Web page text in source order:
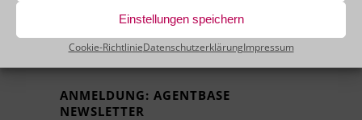
Einstellungen speichern
Cookie-RichtlinieDatenschutzerklärungImpressum
– Leiterin Marketing –
E-Mail an Simone Wibbe schreiben
ANMELDUNG: AGENTBASE
NEWSLETTER